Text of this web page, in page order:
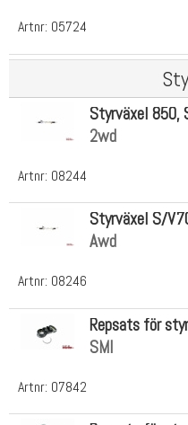
Artnr: 05724
Artnr: 08244
Styrväxel 850,
2wd
Artnr: 08246
Styrväxel S/
Awd
Artnr: 07842
Repsats för
SMI